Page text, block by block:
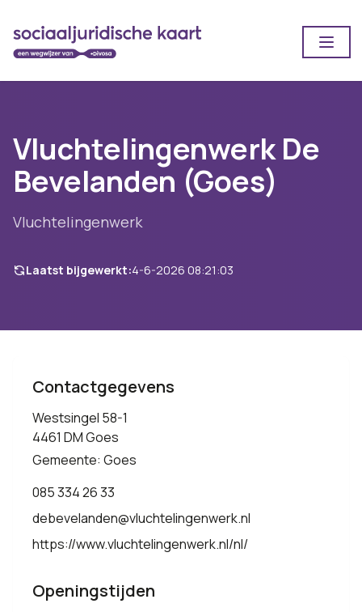
Vluchtelingenwerk De
Bevelanden (Goes)
Vluchtelingenwerk
Laatst bijgewerkt:4-6-2026 08:21:03
Contactgegevens
Westsingel 58-1
4461 DM Goes
Gemeente: Goes
085 334 26 33
debevelanden@vluchtelingenwerk.nl
https://www.vluchtelingenwerk.nl/nl/
Openingstijden